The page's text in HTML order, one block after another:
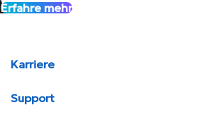
Erfahre mehr
Karriere
Support